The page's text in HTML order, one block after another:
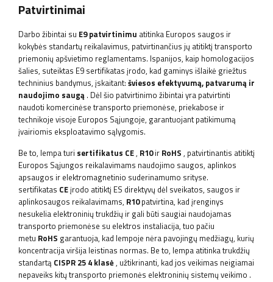
Patvirtinimai
Darbo žibintai su E9 patvirtinimu atitinka Europos saugos ir
kokybės standartų reikalavimus, patvirtinančius jų atitiktį transporto
priemonių apšvietimo reglamentams. Ispanijos, kaip homologacijos
šalies, suteiktas E9 sertifikatas įrodo, kad gaminys išlaikė griežtus
techninius bandymus, įskaitant: šviesos efektyvumą, patvarumą ir
naudojimo saugą . Dėl šio patvirtinimo žibintai yra patvirtinti
naudoti komercinėse transporto priemonėse, priekabose ir
technikoje visoje Europos Sąjungoje, garantuojant patikimumą
įvairiomis eksploatavimo sąlygomis.
Be to, lempa turi sertifikatus CE, R10 ir RoHS , patvirtinantis atitiktį
Europos Sąjungos reikalavimams naudojimo saugos, aplinkos
apsaugos ir elektromagnetinio suderinamumo srityse.
sertifikatas CEįrodo atitiktį ES direktyvų dėl sveikatos, saugos ir
aplinkosaugos reikalavimams, R10 patvirtina, kad įrenginys
nesukelia elektroninių trukdžių ir gali būti saugiai naudojamas
transporto priemonėse su elektros instaliacija, tuo pačiu
metu RoHS garantuoja, kad lempoje nėra pavojingų medžiagų, kurių
koncentracija viršija leistinas normas. Be to, lempa atitinka trukdžių
standartą CISPR 25 4 klasė, užtikrinanti, kad jos veikimas neigiamai
nepaveiks kitų transporto priemonės elektroninių sistemų veikimo .